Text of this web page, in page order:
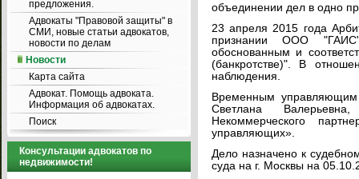
предложения.
Адвокаты "Правовой защиты" в
СМИ, новые статьи адвокатов,
новости по делам
Новости
Карта сайта
Адвокат. Помощь адвоката.
Информация об адвокатах.
Поиск
Консультации адвокатов по
недвижимости!
объединении дел в одно
23 апреля 2015 года
признании ООО
обоснованным и
(банкротстве)". В
наблюдения.
Временным
Светлана
Некоммерческого
управляющих».
Дело назначено к
суда на г. Москвы на